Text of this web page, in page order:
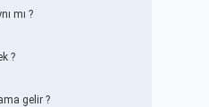
mı ?
?
gelir ?